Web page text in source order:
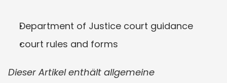
Department of Justice court guidance
court rules and forms
Dieser Artikel enthält allgemeine